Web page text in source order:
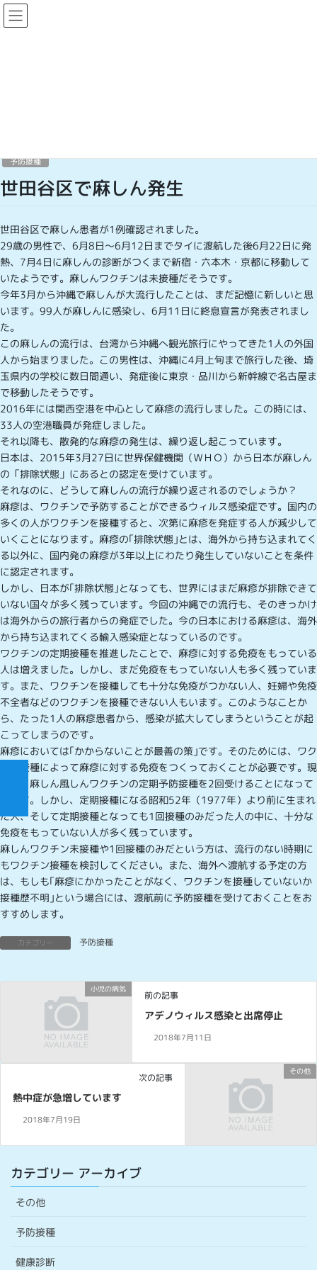
コ
ン
ナ
ビ
予防接種
世田谷区で麻しん発生
世田谷区で麻しん患者が1例確認されました。
29歳の男性で、6月8日〜6月12日までタイに渡航した後6月22日に発
熱、7月4日に麻しんの診断がつくまで新宿・六本木・京都に移動して
いたようです。麻しんワクチンは未接種だそうです。
今年3月から沖縄で麻しんが大流行したことは、まだ記憶に新しいと思
います。99人が麻しんに感染し、6月11日に終息宣言が発表されまし
た。
この麻しんの流行は、台湾から沖縄へ観光旅行にやってきた1人の外国
人から始まりました。この男性は、沖縄に4月上旬まで旅行した後、埼
玉県内の学校に数日間通い、発症後に東京・品川から新幹線で名古屋ま
で移動したそうです。
2016年には関西空港を中心として麻疹の流行しました。この時には、
33人の空港職員が発症しました。
それ以降も、散発的な麻疹の発生は、繰り返し起こっています。
日本は、2015年3月27日に世界保健機関（ＷＨＯ）から日本が麻しん
の「排除状態」にあるとの認定を受けています。
それなのに、どうして麻しんの流行が繰り返されるのでしょうか？
麻疹は、ワクチンで予防することができるウィルス感染症です。国内の
多くの人がワクチンを接種すると、次第に麻疹を発症する人が減少して
いくことになります。麻疹の｢排除状態｣とは、海外から持ち込まれてく
る以外に、国内発の麻疹が3年以上にわたり発生していないことを条件
に認定されます。
しかし、日本が｢排除状態｣となっても、世界にはまだ麻疹が排除できて
いない国々が多く残っています。今回の沖縄での流行も、そのきっかけ
は海外からの旅行者からの発症でした。今の日本における麻疹は、海外
から持ち込まれてくる輸入感染症となっているのです。
ワクチンの定期接種を推進したことで、麻疹に対する免疫をもっている
人は増えました。しかし、まだ免疫をもっていない人も多く残っていま
す。また、ワクチンを接種しても十分な免疫がつかない人、妊婦や免疫
不全者などのワクチンを接種できない人もいます。このようなことか
ら、たった1人の麻疹患者から、感染が拡大してしまうということが起
こってしまうのです。
麻疹においては｢かからないことが最善の策｣です。そのためには、ワク
チン接種によって麻疹に対する免疫をつくっておくことが必要です。現
在は、麻しん風しんワクチンの定期予防接種を2回受けることになって
います。しかし、定期接種になる昭和52年（1977年）より前に生まれ
た人、そして定期接種となっても1回接種のみだった人の中に、十分な
免疫をもっていない人が多く残っています。
麻しんワクチン未接種や1回接種のみだという方は、流行のない時期に
もワクチン接種を検討してください。また、海外へ渡航する予定の方
は、もしも｢麻疹にかかったことがなく、ワクチンを接種していないか
接種歴不明｣という場合には、渡航前に予防接種を受けておくことをお
すすめします。
カテゴリー 予防接種
小児の病気
前の記事
アデノウィルス感染と出席停止
2018年7月11日
その他
次の記事
熱中症が急増しています
2018年7月19日
カテゴリー アーカイブ
その他
予防接種
健康診断